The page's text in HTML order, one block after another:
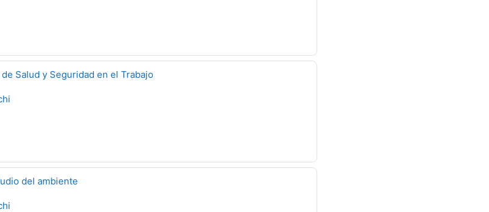
Salud y Seguridad en el Trabajo
del ambiente